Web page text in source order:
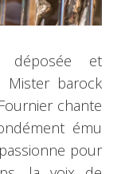
déposée et
Mister barock
chante
ému
pour